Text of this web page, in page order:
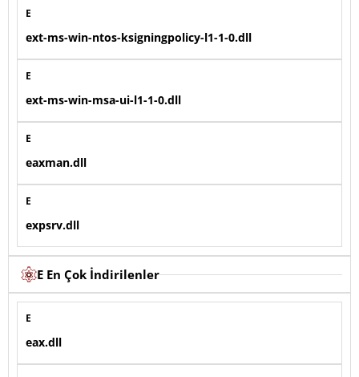
E
ext-ms-win-ntos-ksigningpolicy-l1-1-0.dll
E
ext-ms-win-msa-ui-l1-1-0.dll
E
eaxman.dll
E
expsrv.dll
E En Çok İndirilenler
E
eax.dll